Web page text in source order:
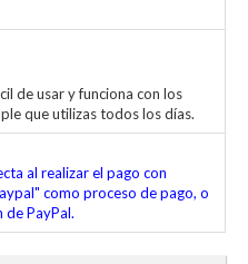
de usar y funciona con los
que utilizas todos los días.
al realizar el pago con
como proceso de pago, o
de PayPal.